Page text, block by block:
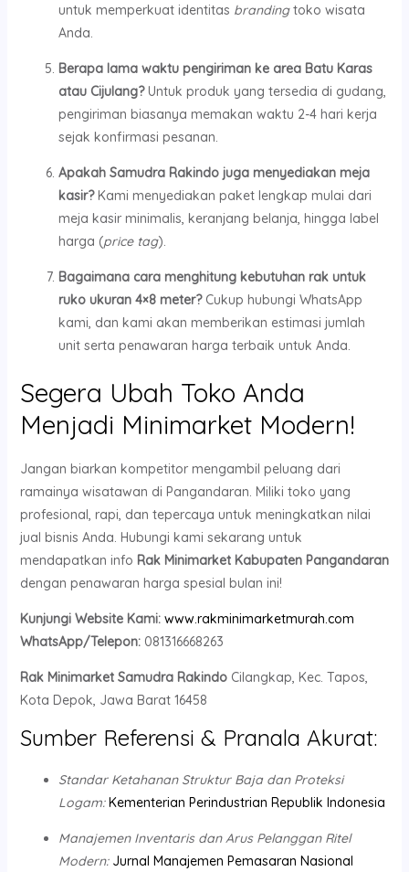
untuk memperkuat identitas brandingtoko wisata
Anda.
Berapa lama waktu pengiriman ke area Batu Karas
atau Cijulang?Untuk produk yang tersedia di gudang,
pengiriman biasanya memakan waktu 2-4 hari kerja
sejak konfirmasi pesanan.
Apakah Samudra Rakindo juga menyediakan meja
kasir?Kami menyediakan paket lengkap mulai dari
meja kasir minimalis, keranjang belanja, hingga label
harga (price tag).
Bagaimana cara menghitung kebutuhan rak untuk
ruko ukuran 4×8 meter?Cukup hubungi WhatsApp
kami, dan kami akan memberikan estimasi jumlah
unit serta penawaran harga terbaik untuk Anda.
Segera Ubah Toko Anda
Menjadi Minimarket Modern!
Jangan biarkan kompetitor mengambil peluang dari
ramainya wisatawan di Pangandaran. Miliki toko yang
profesional, rapi, dan tepercaya untuk meningkatkan nilai
jual bisnis Anda. Hubungi kami sekarang untuk
mendapatkan info Rak Minimarket Kabupaten Pangandaran
dengan penawaran harga spesial bulan ini!
Kunjungi Website Kami: www.rakminimarketmurah.com
WhatsApp/Telepon:081316668263
Rak Minimarket Samudra RakindoCilangkap, Kec. Tapos,
Kota Depok, Jawa Barat 16458
Sumber Referensi & Pranala Akurat:
Standar Ketahanan Struktur Baja dan Proteksi
Logam: Kementerian Perindustrian Republik Indonesia
Manajemen Inventaris dan Arus Pelanggan Ritel
Modern: Jurnal Manajemen Pemasaran Nasional